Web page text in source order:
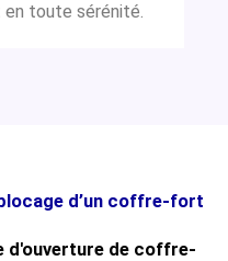
toute sérénité.
d’un coffre-fort
d'ouverture de coffre-